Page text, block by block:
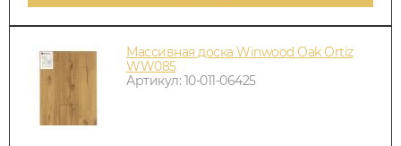
Массивная доска Winwood Oak Ortiz
WW085
Артикул: 10-011-06425